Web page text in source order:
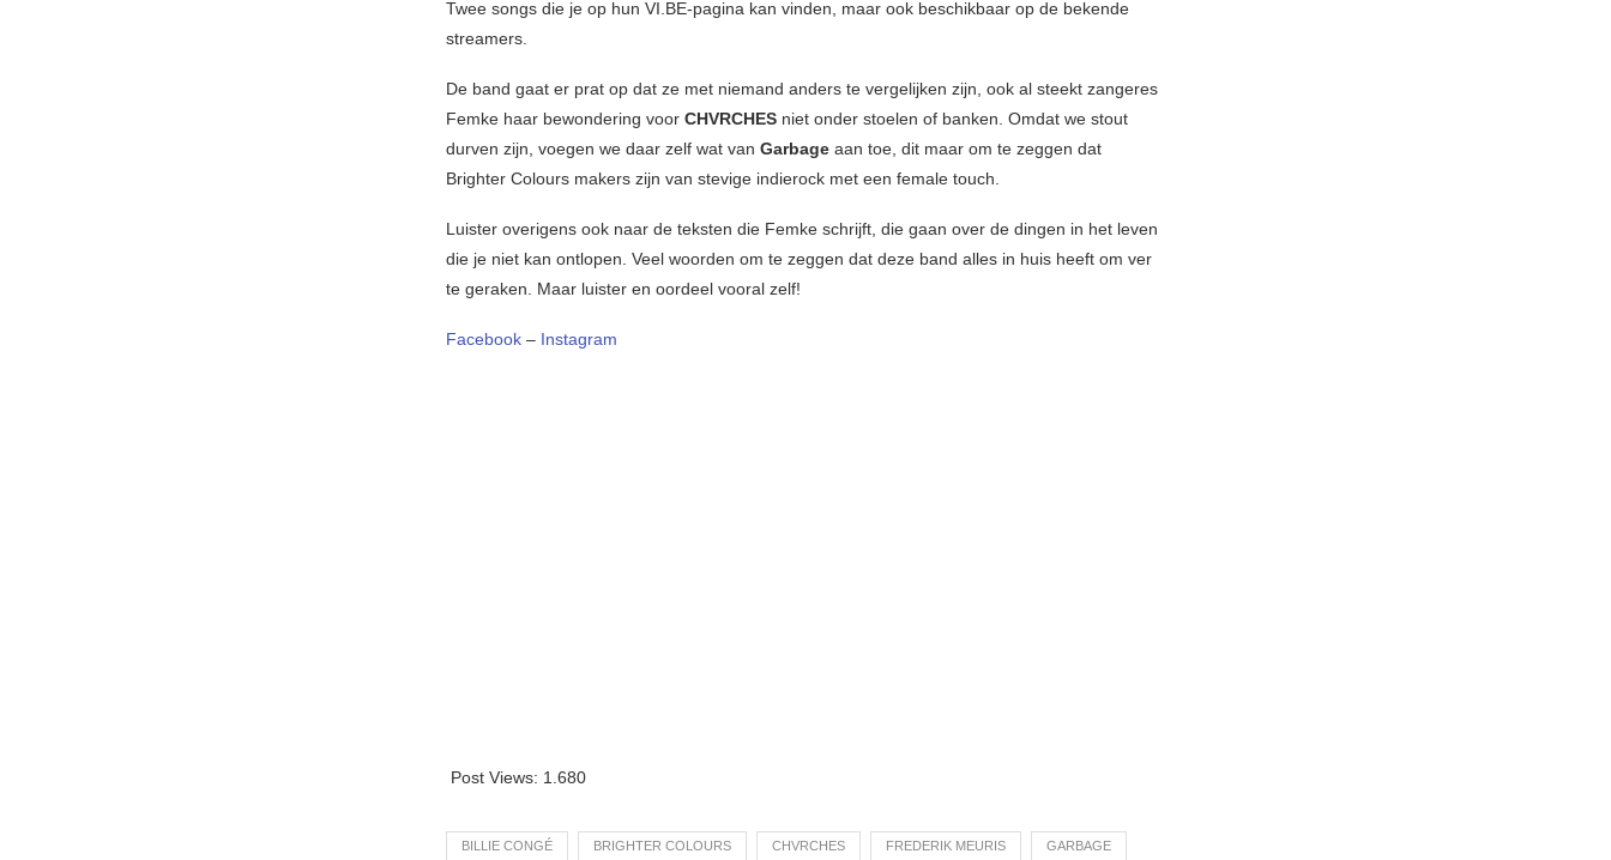
Twee songs die je op hun VI.BE-pagina kan vinden, maar ook beschikbaar op de bekende
streamers.
De band gaat er prat op dat ze met niemand anders te vergelijken zijn, ook al steekt zangeres
Femke haar bewondering voor CHVRCHES niet onder stoelen of banken. Omdat we stout
durven zijn, voegen we daar zelf wat van Garbage aan toe, dit maar om te zeggen dat
Brighter Colours makers zijn van stevige indierock met een female touch.
Luister overigens ook naar de teksten die Femke schrijft, die gaan over de dingen in het leven
die je niet kan ontlopen. Veel woorden om te zeggen dat deze band alles in huis heeft om ver
te geraken. Maar luister en oordeel vooral zelf!
Facebook – Instagram
Post Views: 1.680
BILLIE CONGÉ BRIGHTER COLOURS CHVRCHES FREDERIK MEURIS GARBAGE